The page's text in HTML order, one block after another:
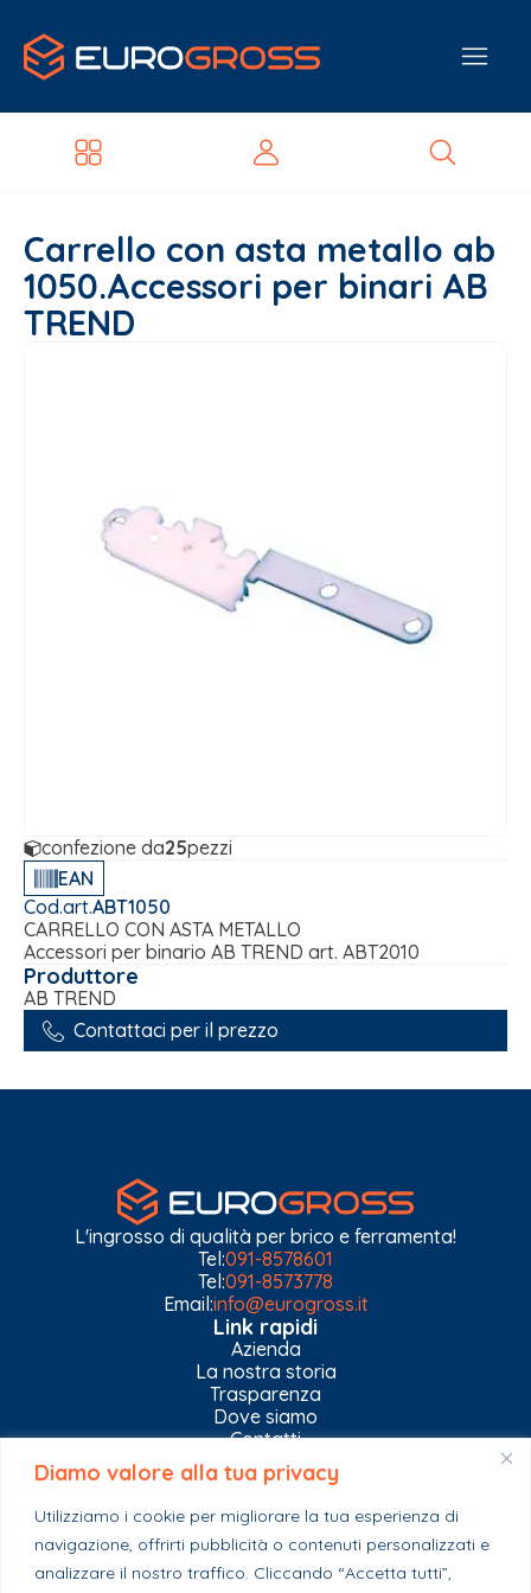
Diamo valore alla tua privacy
Utilizziamo i cookie per migliorare la tua esperienza di
navigazione, offrirti pubblicità o contenuti personalizzati e
analizzare il nostro traffico. Cliccando “Accetta tutti”,
Carrello con asta metallo ab
1050.Accessori per binari AB
TREND
confezione da25pezzi
EAN
Cod.art.ABT1050
CARRELLO CON ASTA METALLO
Accessori per binario AB TREND art. ABT2010
Produttore
AB TREND
Contattaci per il prezzo
L'ingrosso di qualità per brico e ferramenta!
Tel:091-8578601
Tel:091-8573778
Email:info@eurogross.it
Link rapidi
Azienda
La nostra storia
Trasparenza
Dove siamo
Contatti
Privacy Policy
Gestisci impostazioni Cookies
Esplora il catalogo
Casa
Ferramenta & Co.